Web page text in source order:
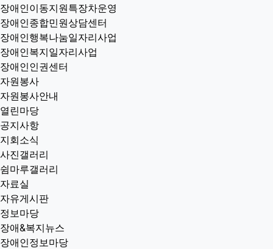
장애인이동지원특장차운영
장애인종합민원상담센터
장애인행복나눔일자리사업
장애인복지일자리사업
장애인인권센터
자원봉사
자원봉사안내
열린마당
공지사항
지회소식
사진갤러리
쉼마루갤러리
자료실
자유게시판
정보마당
장애&복지뉴스
장애인정보마당